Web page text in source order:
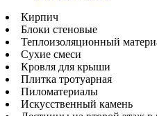
Кирпич
Блоки стеновые
Теплоизоляционный
Сухие смеси
Кровля для крыши
Плитка тротуарная
Пиломатериалы
Искусственный камень